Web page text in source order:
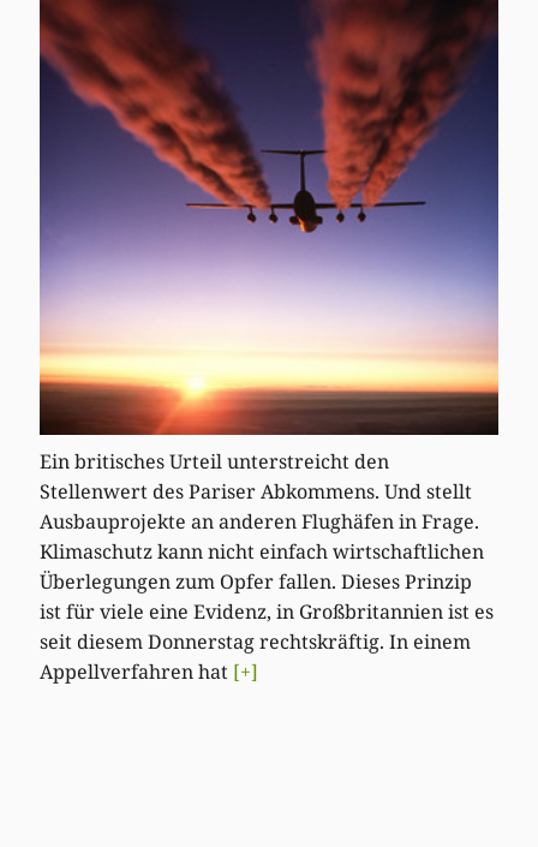
Ein britisches Urteil unterstreicht den
Stellenwert des Pariser Abkommens. Und stellt
Ausbauprojekte an anderen Flughäfen in Frage.
Klimaschutz kann nicht einfach wirtschaftlichen
Überlegungen zum Opfer fallen. Dieses Prinzip
ist für viele eine Evidenz, in Großbritannien ist es
seit diesem Donnerstag rechtskräftig. In einem
Appellverfahren hat [+]